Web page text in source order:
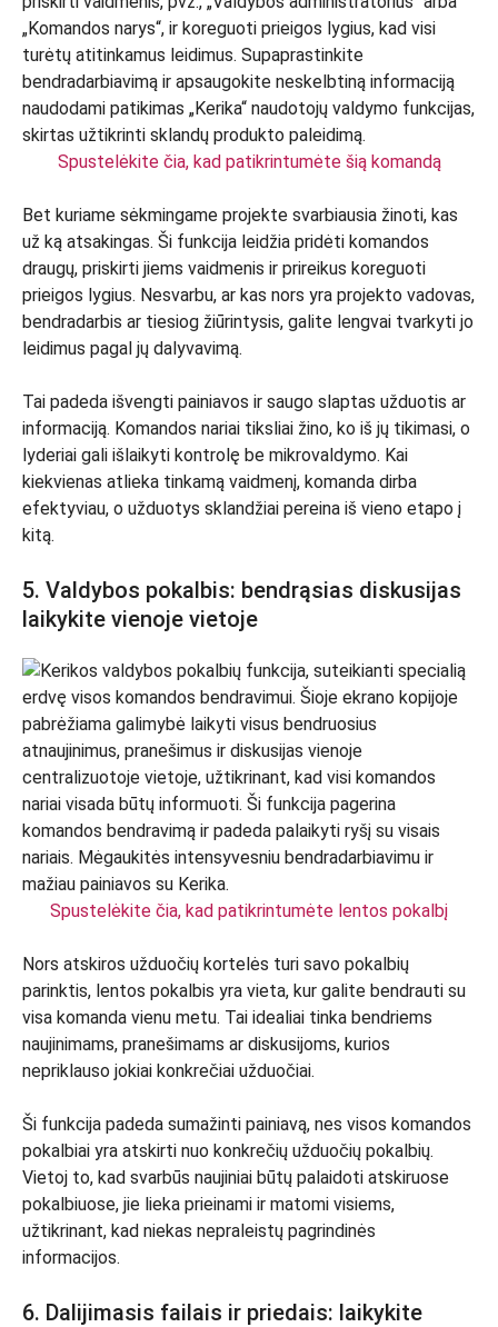
Spustelėkite čia, kad patikrintumėte šią komandą
Bet kuriame sėkmingame projekte svarbiausia žinoti, kas
už ką atsakingas. Ši funkcija leidžia pridėti komandos
draugų, priskirti jiems vaidmenis ir prireikus koreguoti
prieigos lygius. Nesvarbu, ar kas nors yra projekto vadovas,
bendradarbis ar tiesiog žiūrintysis, galite lengvai tvarkyti jo
leidimus pagal jų dalyvavimą.
Tai padeda išvengti painiavos ir saugo slaptas užduotis ar
informaciją. Komandos nariai tiksliai žino, ko iš jų tikimasi, o
lyderiai gali išlaikyti kontrolę be mikrovaldymo. Kai
kiekvienas atlieka tinkamą vaidmenį, komanda dirba
efektyviau, o užduotys sklandžiai pereina iš vieno etapo į
kitą.
5. Valdybos pokalbis: bendrąsias diskusijas
laikykite vienoje vietoje
Spustelėkite čia, kad patikrintumėte lentos pokalbį
Nors atskiros užduočių kortelės turi savo pokalbių
parinktis, lentos pokalbis yra vieta, kur galite bendrauti su
visa komanda vienu metu. Tai idealiai tinka bendriems
naujinimams, pranešimams ar diskusijoms, kurios
nepriklauso jokiai konkrečiai užduočiai.
Ši funkcija padeda sumažinti painiavą, nes visos komandos
pokalbiai yra atskirti nuo konkrečių užduočių pokalbių.
Vietoj to, kad svarbūs naujiniai būtų palaidoti atskiruose
pokalbiuose, jie lieka prieinami ir matomi visiems,
užtikrinant, kad niekas nepraleistų pagrindinės
informacijos.
6. Dalijimasis failais ir priedais: laikykite